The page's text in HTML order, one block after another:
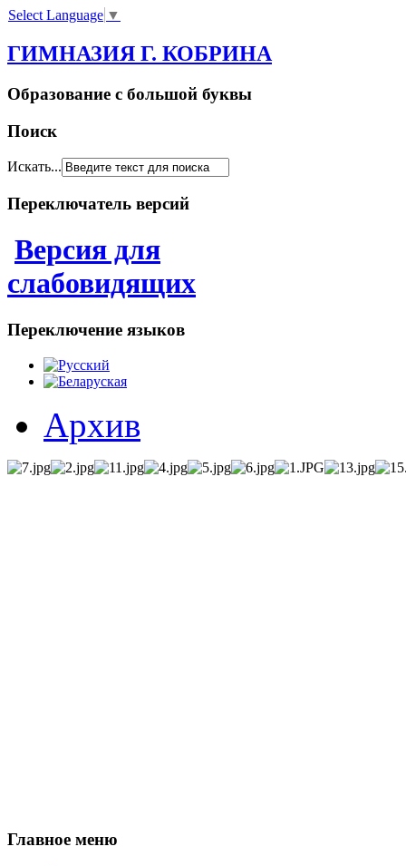
Select Language ▼
ГИМНАЗИЯ Г. КОБРИНА
Образование с большой буквы
Поиск
Искать...
Переключатель версий
Версия для
слабовидящих
Переключение языков
Архив
Главное меню